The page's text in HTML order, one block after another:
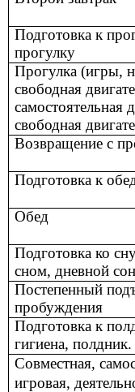
Подготовка к
прогулку
Прогулка (игры,
свободная
самостоятельная
свободная
Возвращение с
Подготовка к
Обед
Подготовка ко
сном, дневной
Постепенный
пробуждения
Подготовка к
гигиена, полдник.
Совместная,
игровая,